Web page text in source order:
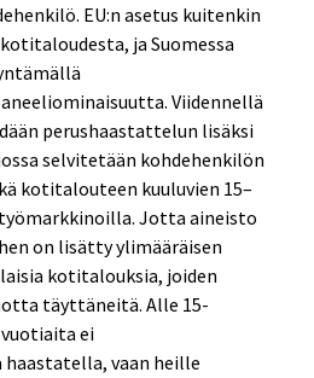
EU:n asetus kuitenkin
ja Suomessa
Viidennellä
perushaastattelun lisäksi
selvitetään kohdehenkilön
kotitalouteen kuuluvien 15–
Jotta aineisto
on lisätty ylimääräisen
kotitalouksia, joiden
täyttäneitä. Alle 15-
ei
vaan heille